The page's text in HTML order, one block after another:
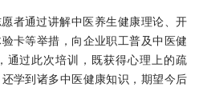
者通过讲解中医养生健康理论、开
卡等举措，向企业职工普及中医健
通过此次培训，既获得心理上的疏
学到诸多中医健康知识，期望今后